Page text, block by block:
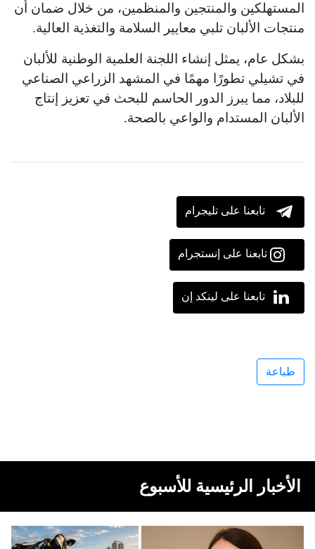
المستهلكين والمنتجين والمنظمين، من خلال ضمان أن
منتجات الألبان تلبي معايير السلامة والتغذية العالية.
بشكل عام، يمثل إنشاء اللجنة العلمية الوطنية للألبان
في تشيلي تطورًا مهمًا في المشهد الزراعي الصناعي
للبلاد، مما يبرز الدور الحاسم للبحث في تعزيز إنتاج
الألبان المستدام والواعي بالصحة.
تابعنا على تليجرام
تابعنا على إنستجرام
تابعنا على لينكد إن
طباعة
الأخبار الرئيسية للأسبوع